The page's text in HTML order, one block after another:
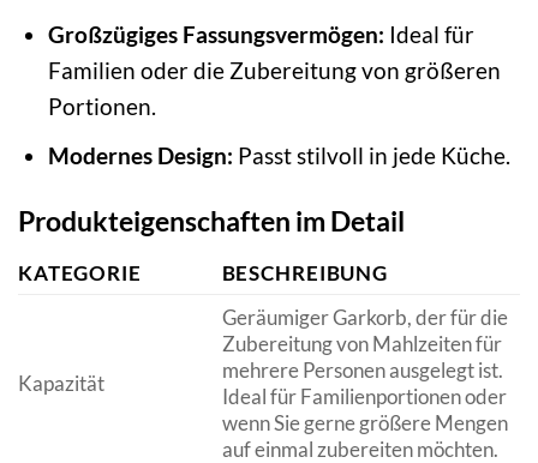
Großzügiges Fassungsvermögen: Ideal für
Familien oder die Zubereitung von größeren
Portionen.
Modernes Design: Passt stilvoll in jede Küche.
Produkteigenschaften im Detail
KATEGORIE BESCHREIBUNG
Kapazität
Geräumiger Garkorb, der für die
Zubereitung von Mahlzeiten für
mehrere Personen ausgelegt ist.
Ideal für Familienportionen oder
wenn Sie gerne größere Mengen
auf einmal zubereiten möchten.